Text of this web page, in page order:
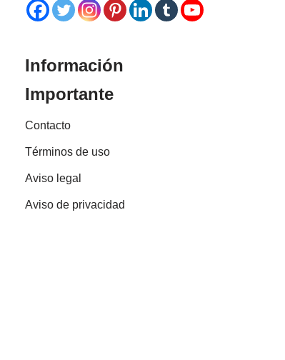
Información
Importante
Contacto
Términos de uso
Aviso legal
Aviso de privacidad